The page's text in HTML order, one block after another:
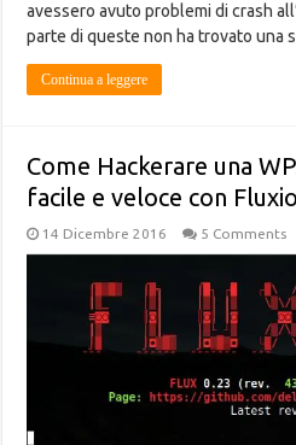
avessero avuto problemi di crash
parte di queste non ha trovato
Continua a leggere
Come Hackerare una
facile e veloce con
14 Dicembre 2016 5 Comments